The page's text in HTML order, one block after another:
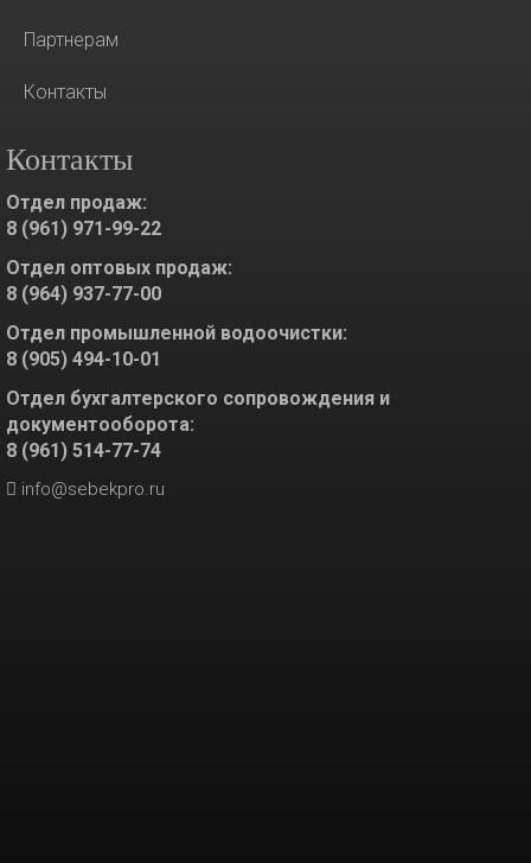
Партнерам
Контакты
Контакты
Отдел продаж:
8 (961) 971-99-22
Отдел оптовых продаж:
8 (964) 937-77-00
Отдел промышленной водоочистки:
8 (905) 494-10-01
Отдел бухгалтерского сопровождения и
документооборота:
8 (961) 514-77-74
info@sebekpro.ru